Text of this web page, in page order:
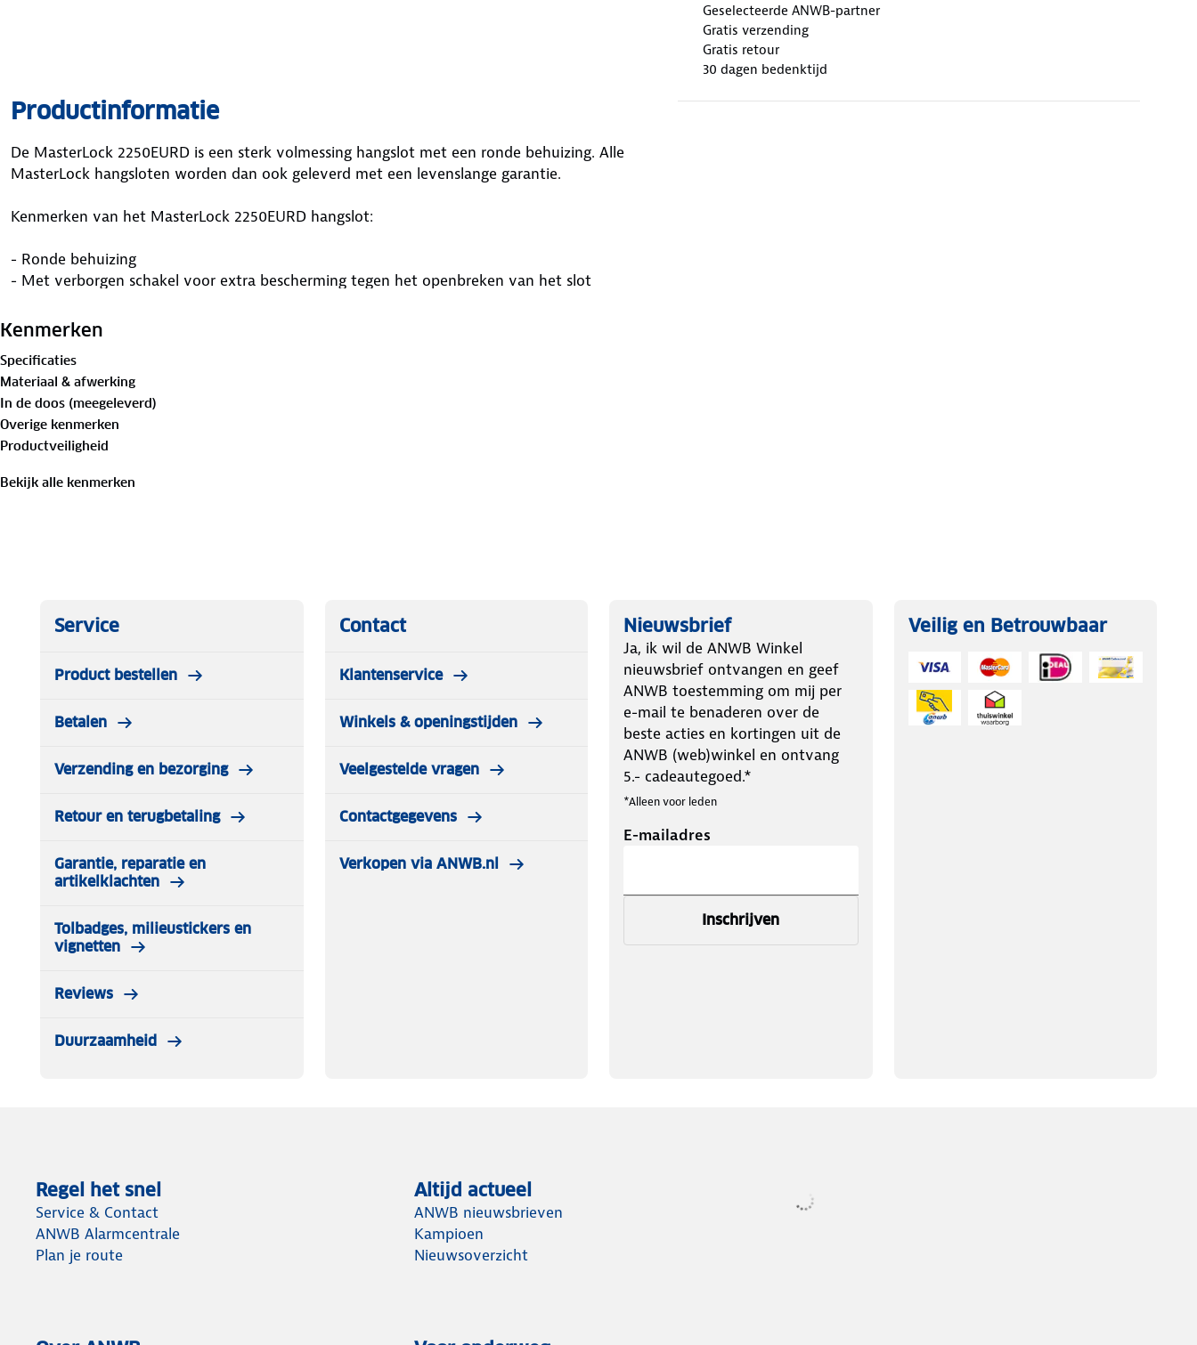
Geselecteerde ANWB-partner
Gratis verzending
Gratis retour
30 dagen bedenktijd
Productinformatie
De MasterLock 2250EURD is een sterk volmessing hangslot met een ronde behuizing. Alle
MasterLock hangsloten worden dan ook geleverd met een levenslange garantie.
Kenmerken van het MasterLock 2250EURD hangslot:
- Ronde behuizing
- Met verborgen schakel voor extra bescherming tegen het openbreken van het slot
- Voorzien van 5 pinnen
Kenmerken
Specificaties
Materiaal & afwerking
In de doos (meegeleverd)
Overige kenmerken
Productveiligheid
Bekijk alle kenmerken
Service
Product bestellen
Betalen
Verzending en bezorging
Retour en terugbetaling
Garantie, reparatie en
artikelklachten
Tolbadges, milieustickers en
vignetten
Reviews
Duurzaamheid
Contact
Klantenservice
Winkels & openingstijden
Veelgestelde vragen
Contactgegevens
Verkopen via ANWB.nl
Nieuwsbrief
Ja, ik wil de ANWB Winkel
nieuwsbrief ontvangen en geef
ANWB toestemming om mij per
e-mail te benaderen over de
beste acties en kortingen uit de
ANWB (web)winkel en ontvang
5.- cadeautegoed.*
*Alleen voor leden
E-mailadres
Inschrijven
Veilig en Betrouwbaar
Regel het snel
Service & Contact
ANWB Alarmcentrale
Plan je route
Altijd actueel
ANWB nieuwsbrieven
Kampioen
Nieuwsoverzicht